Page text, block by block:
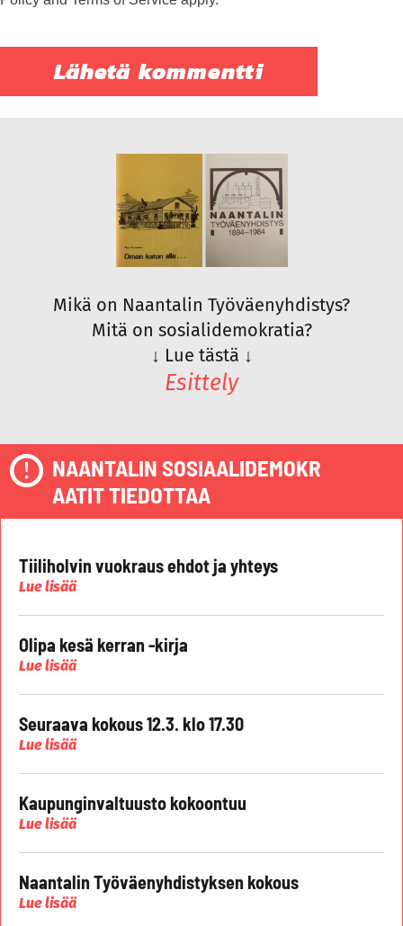
Mikä on Naantalin Työväenyhdistys?
Mitä on sosialidemokratia?
↓ Lue tästä ↓
Esittely
NAANTALIN SOSIAALIDEMOKR
AATIT TIEDOTTAA
Tiiliholvin vuokraus ehdot ja yhteys
Lue lisää
Olipa kesä kerran -kirja
Lue lisää
Seuraava kokous 12.3. klo 17.30
Lue lisää
Kaupunginvaltuusto kokoontuu
Lue lisää
Naantalin Työväenyhdistyksen kokous
Lue lisää